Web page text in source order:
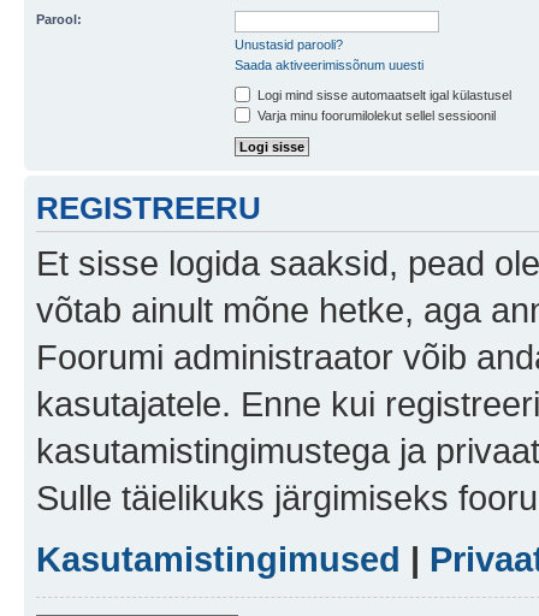
Parool:
Unustasid parooli?
Saada aktiveerimissõnum uuesti
Logi mind sisse automaatselt igal külastusel
Varja minu foorumilolekut sellel sessioonil
REGISTREERU
Et sisse logida saaksid, pead
võtab ainult mõne hetke, aga
Foorumi administraator võib
kasutajatele. Enne kui
kasutamistingimustega ja
Sulle täielikuks järgimiseks
Kasutamistingimused |